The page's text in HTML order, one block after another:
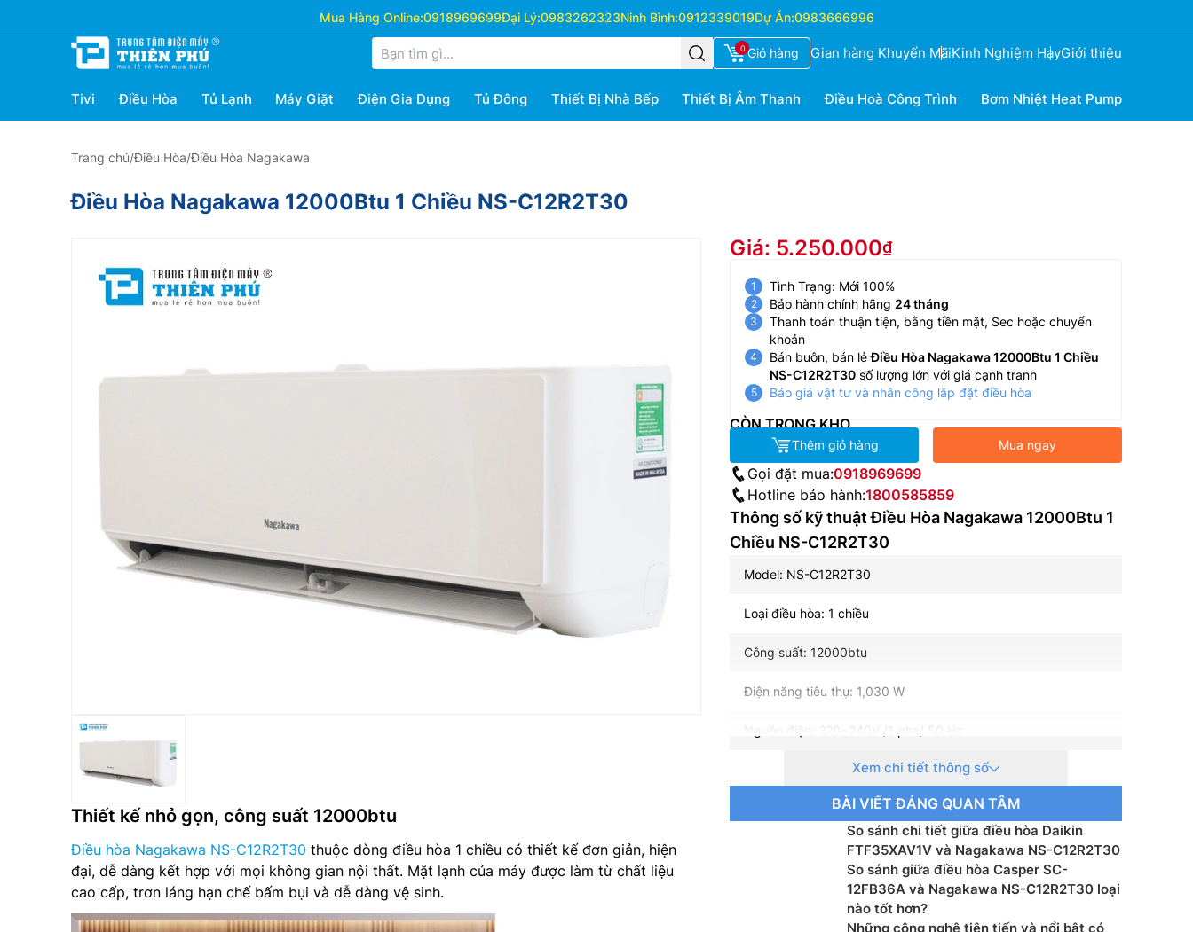
Mua Hàng Online:0918969699Đại Lý:0983262323Ninh Bình:0912339019Dự Án:0983666996
0 Giỏ hàng Gian hàng Khuyến MãiKinh Nghiệm HayGiới thiệu
Tivi Điều Hòa Tủ Lạnh Máy Giặt Điện Gia Dụng Tủ Đông Thiết Bị Nhà Bếp Thiết Bị Âm Thanh Điều Hoà Công Trình Bơm Nhiệt Heat Pump
Trang chủ/Điều Hòa/Điều Hòa Nagakawa
Điều Hòa Nagakawa 12000Btu 1 Chiều NS-C12R2T30
Thiết kế nhỏ gọn, công suất 12000btu
Điều hòa Nagakawa NS-C12R2T30 thuộc dòng điều hòa 1 chiều có thiết kế đơn giản, hiện
đại, dễ dàng kết hợp với mọi không gian nội thất. Mặt lạnh của máy được làm từ chất liệu
cao cấp, trơn láng hạn chế bấm bụi và dễ dàng vệ sinh.
Giá: 5.250.000
Tình Trạng: Mới 100%
Bảo hành chính hãng 24 tháng
Thanh toán thuận tiện, bằng tiền mặt, Sec hoặc chuyển
khoản
Bán buôn, bán lẻĐiều Hòa Nagakawa 12000Btu 1 Chiều
NS-C12R2T30 số lượng lớn với giá cạnh tranh
Báo giá vật tư và nhân công lắp đặt điều hòa
CÒN TRONG KHO
Thêm giỏ hàng Mua ngay
Gọi đặt mua:0918969699
Hotline bảo hành:1800585859
Thông số kỹ thuật Điều Hòa Nagakawa 12000Btu 1
Chiều NS-C12R2T30
Model: NS-C12R2T30
Loại điều hòa: 1 chiều
Công suất: 12000btu
Điện năng tiêu thụ: 1,030 W
Nguồn điện: 220~240V /1 pha/ 50 Hz
Kích thước dàn lạnh (RxCxS): 790 x 275 x 192 mm
Trọng lượng dàn lạnh: 8 kg
Kích thước dàn nóng(RXCXS): 777 x 498 x 290 mm
Trọng lượng dàn nóng: 25 kg
Xem chi tiết thông số
BÀI VIẾT ĐÁNG QUAN TÂM
So sánh chi tiết giữa điều hòa Daikin
FTF35XAV1V và Nagakawa NS-C12R2T30
So sánh giữa điều hòa Casper SC-
12FB36A và Nagakawa NS-C12R2T30 loại
nào tốt hơn?
Những công nghệ tiên tiến và nổi bật có